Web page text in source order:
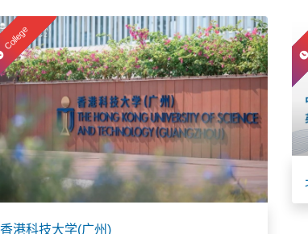
College
香港科技大学(广州)